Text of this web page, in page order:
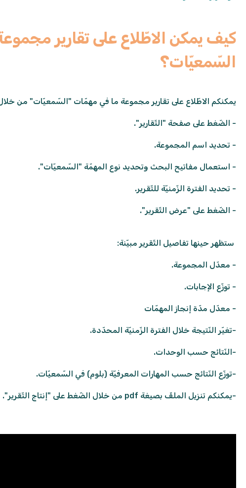
كيف يمكن الاطّلاع على تقارير
السّمعيّات؟
يمكنكم الاطّلاع على تقارير مجموعة ما في مهمّات "السّمعيّات" من خلال
- الضّغط على صفحة "التّقارير".
- تحديد اسم المجموعة.
- استعمال مفاتيح البحث وتحديد نوع المهمّة "السّمعيّات".
- تحديد الفترة الزّمنيّة للتّقرير.
- الضّغط على "عرض التّقرير".
ستظهر حينها تفاصيل التّقرير مبيّنة:
- معدّل المجموعة.
- توزّع الإجابات.
- معدّل مدّة إنجاز المهمّات
-تغيّر النّتيجة خلال الفترة الزّمنيّة المحدّدة.
-النّتائج حسب الوحدات.
-توزّع النّتائج حسب المهارات المعرفيّة (بلوم) في السّمعيّات.
-يمكنكم تنزيل الملفّ بصيغة pdf من خلال الضّغط على "إنتاج التّقرير".